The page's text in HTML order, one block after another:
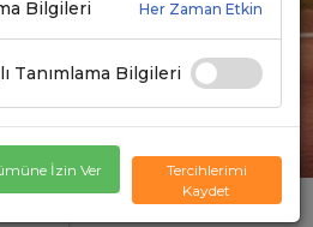
Bilgileri Her Zaman Etkin
Tanımlama Bilgileri
İzin Ver
Tercihlerimi
Kaydet